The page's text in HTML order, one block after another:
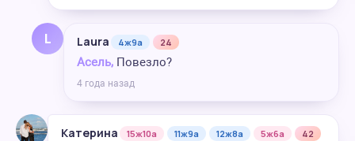
L Laura 4ж9а 24
Асель, Повезло?
4 года назад
Катерина 15ж10а 11ж9а 12ж8а 5ж6а 42